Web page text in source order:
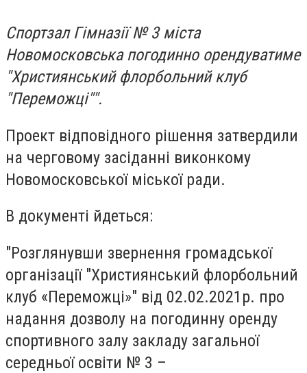
Спортзал Гімназії № 3 міста
Новомосковська погодинно орендуватиме
"Християнський флорбольний клуб
"Переможці"".
Проект відповідного рішення затвердили
на черговому засіданні виконкому
Новомосковської міської ради.
В документі йдеться:
"Розглянувши звернення громадської
організації "Християнський флорбольний
клуб «Переможці»" від 02.02.2021р. про
надання дозволу на погодинну оренду
спортивного залу закладу загальної
середньої освіти № 3 –